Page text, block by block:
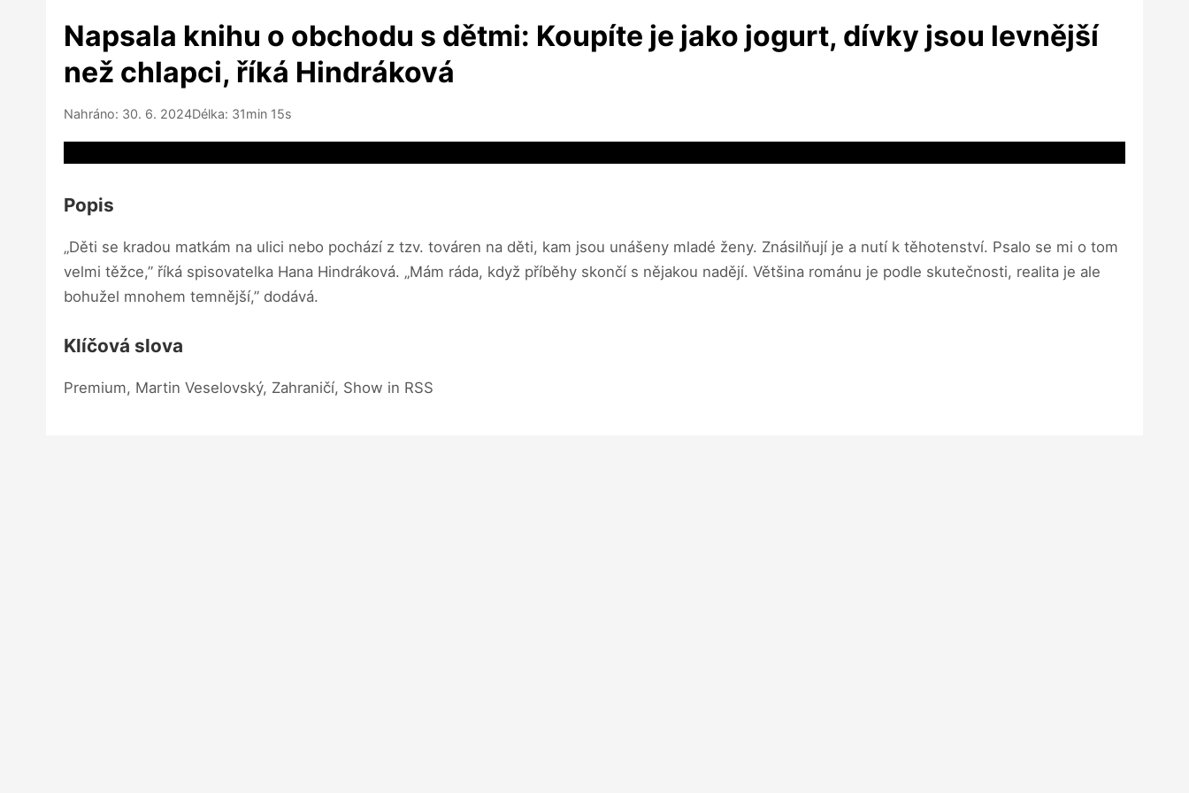
Napsala knihu o obchodu s dětmi: Koupíte je jako jogurt, dívky jsou levnější
než chlapci, říká Hindráková
Nahráno: 30. 6. 2024Délka: 31min 15s
Popis
„Děti se kradou matkám na ulici nebo pochází z tzv. továren na děti, kam jsou unášeny mladé ženy. Znásilňují je a nutí k těhotenství. Psalo se mi o tom
velmi těžce,” říká spisovatelka Hana Hindráková. „Mám ráda, když příběhy skončí s nějakou nadějí. Většina románu je podle skutečnosti, realita je ale
bohužel mnohem temnější,” dodává.
Klíčová slova
Premium, Martin Veselovský, Zahraničí, Show in RSS